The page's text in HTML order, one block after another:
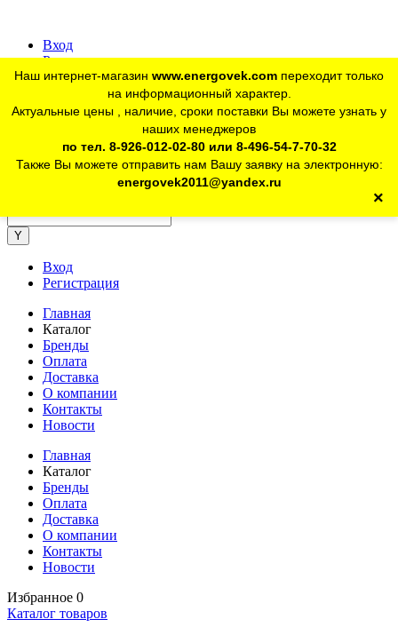
Вход
Регистрация
Для юр. лиц:+7 (926) 012-02-80
telegram Розничный магазин:+7 (925) 902-46-10
Наш интернет-магазин www.energovek.com переходит только
на информационный характер.
Актуальные цены , наличие, сроки поставки Вы можете узнать у
наших менеджеров
по тел. 8-926-012-02-80 или 8-496-54-7-70-32
Также Вы можете отправить нам Вашу заявку на электронную:
energovek2011@yandex.ru
×
Вход
Регистрация
Главная
Каталог
Бренды
Оплата
Доставка
О компании
Контакты
Новости
Главная
Каталог
Бренды
Оплата
Доставка
О компании
Контакты
Новости
Избранное 0
Каталог товаров